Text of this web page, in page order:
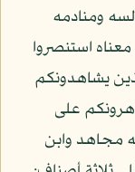
ومنادمه
استنصروا
يشاهدونكم
على
مجاهد وابن